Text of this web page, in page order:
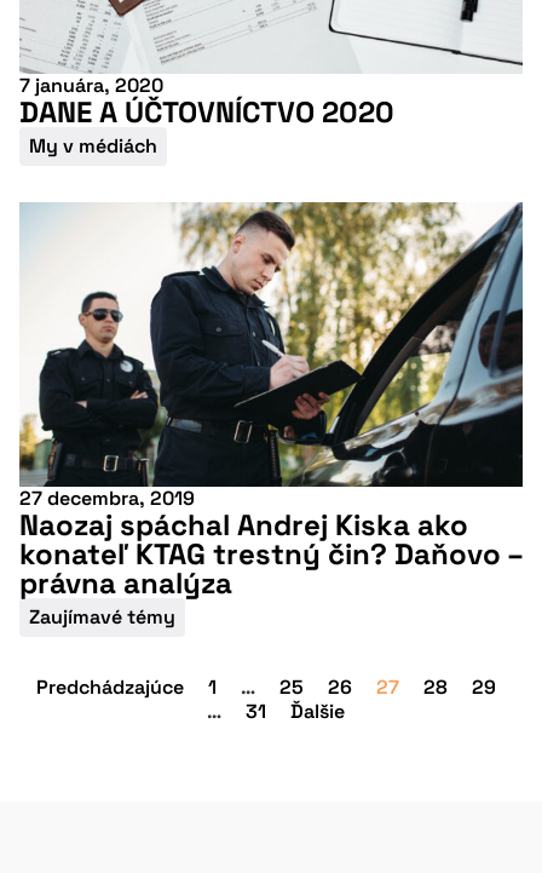
7 januára, 2020
DANE A ÚČTOVNÍCTVO 2020
My v médiách
27 decembra, 2019
Naozaj spáchal Andrej Kiska ako
konateľ KTAG trestný čin? Daňovo –
právna analýza
Zaujímavé témy
Predchádzajúce 1 … 25 26 27 28
29
…
31 Ďalšie